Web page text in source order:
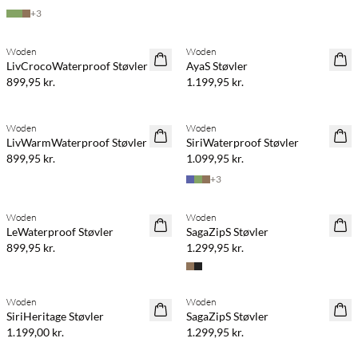
+3
Woden
LivCrocoWaterproof Støvler
899,95 kr.
Woden
AyaS Støvler
1.199,95 kr.
Woden
LivWarmWaterproof Støvler
899,95 kr.
Woden
SiriWaterproof Støvler
1.099,95 kr.
+3
Woden
LeWaterproof Støvler
899,95 kr.
Woden
SagaZipS Støvler
1.299,95 kr.
Woden
SiriHeritage Støvler
1.199,00 kr.
Woden
SagaZipS Støvler
1.299,95 kr.